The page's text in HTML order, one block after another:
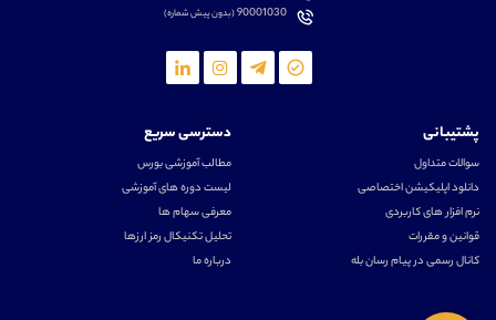
90001030(بدون پیش شماره)
پشتیبانی
سوالات متداول
دانلود اپلیکیشن اختصاصی
نرم افزار های کاربردی
قوانین و مقررات
کانال رسمی در پیام رسان بله
دسترسی سریع
مطالب آموزشی بورس
لیست دوره های آموزشی
معرفی سهام ها
تحلیل تکنیکال رمز ارزها
درباره ما